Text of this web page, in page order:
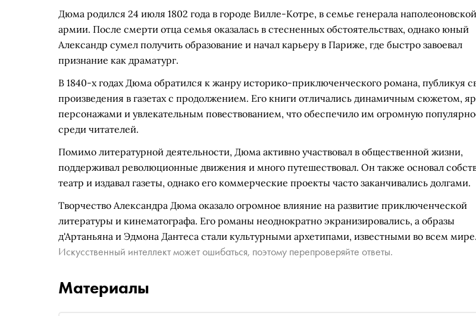
Дюма родился 24 июля 1802 года в городе Вилле-Котре, в семье генерала наполеоновской
армии. После смерти отца семья оказалась в стесненных обстоятельствах, однако юный
Александр сумел получить образование и начал карьеру в Париже, где быстро завоевал
признание как драматург.
В 1840-х годах Дюма обратился к жанру историко-приключенческого романа, публикуя
произведения в газетах с продолжением. Его книги отличались динамичным сюжетом,
персонажами и увлекательным повествованием, что обеспечило им огромную
среди читателей.
Помимо литературной деятельности, Дюма активно участвовал в общественной жизни,
поддерживал революционные движения и много путешествовал. Он также основал
театр и издавал газеты, однако его коммерческие проекты часто заканчивались долгами.
Творчество Александра Дюма оказало огромное влияние на развитие приключенческой
литературы и кинематографа. Его романы неоднократно экранизировались, а образы
д'Артаньяна и Эдмона Дантеса стали культурными архетипами, известными во всем мире.
Искусственный интеллект может ошибаться, поэтому перепроверяйте ответы.
Материалы